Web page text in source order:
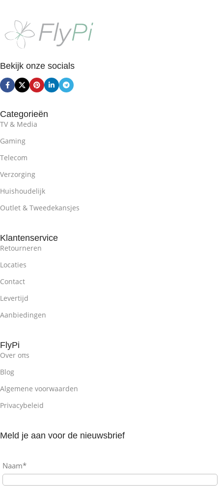
Bekijk onze socials
Categorieën
TV & Media
Gaming
Telecom
Verzorging
Huishoudelijk
Outlet & Tweedekansjes
Klantenservice
Retourneren
Locaties
Contact
Levertijd
Aanbiedingen
FlyPi
Over oπs
Blog
Algemene voorwaarden
Privacybeleid
Meld je aan voor de nieuwsbrief
Naam*